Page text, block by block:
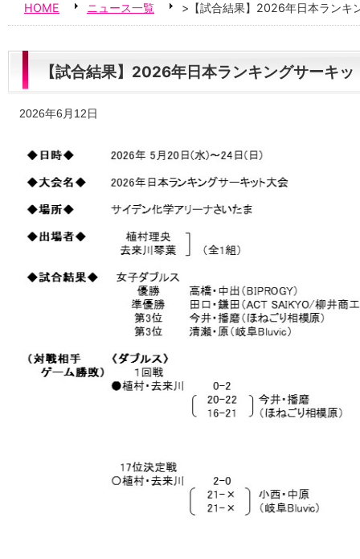
HOME ニュース一覧 >【試合結果】2026年日本ランキ
【試合結果】2026年日本ランキングサーキ
2026年6月12日